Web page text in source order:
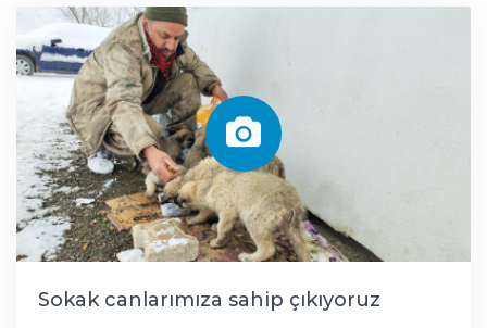
Sokak canlarımıza sahip çıkıyoruz